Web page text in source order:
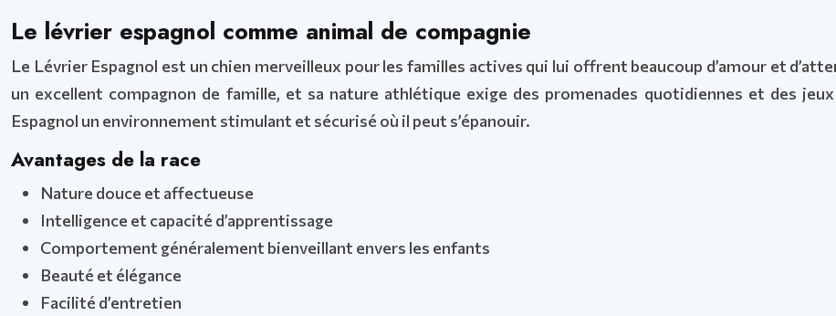
Le lévrier espagnol comme animal de compagnie
Le Lévrier Espagnol est un chien merveilleux pour les familles actives qui lui offrent beaucoup d’amour et
un excellent compagnon de famille, et sa nature athlétique exige des promenades quotidiennes et des
Espagnol un environnement stimulant et sécurisé où il peut s’épanouir.
Avantages de la race
Nature douce et affectueuse
Intelligence et capacité d’apprentissage
Comportement généralement bienveillant envers les enfants
Beauté et élégance
Facilité d’entretien